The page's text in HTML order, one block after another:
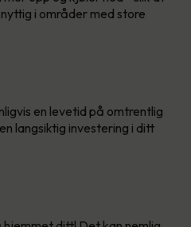
i områder med store
en levetid på omtrentlig
langsiktig investering i ditt